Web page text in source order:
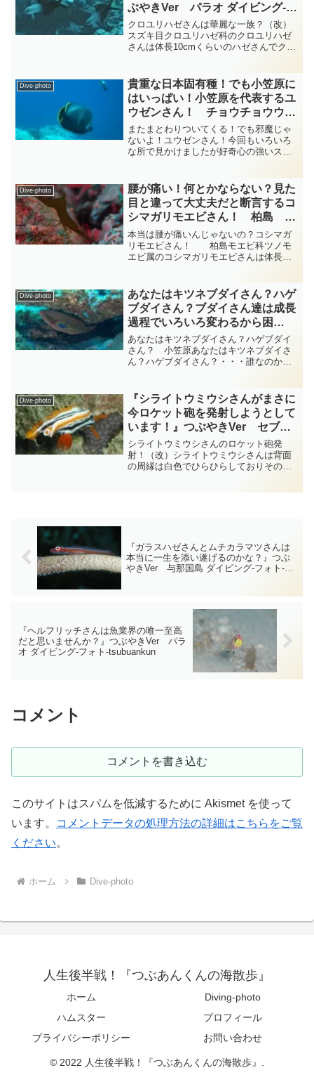
ぶやきVer パラオ ダイビング‐フ
ォト‐tsubuankun
クロユリハゼさんは華麗な一族？（改）
スズキ目クロユリハゼ科のクロユリハゼ
さんは体長10cmくらいのハゼさんでクロ
麗に分かれた姿は正にクロユリで
す・・・またクロユリハゼさ...
Dive-photo
貴重な日本固有種！でも小笠原に
はいっぱい！小笠原を代表するユ
ウゼンさん！ チョウチョウウ
オ diving-photo-summary-
tsubuankun
またまとわりついてくる！でも邪魔じゃ
ないよ！ユウゼンさん！今回もいろいろ
な所で見かけましたが好奇心の強いスズ
た・・・「何か黒い大きな生き物が泡を
ぶくぶくさせながらやって来...
Dive-photo
腰が痛い！何とかならない？見た
目と違って大丈夫だと断言するコ
シマガリモエビさん！ 柏島 エ
ビ diving-photo‐tsubuankun
本当は腰が痛いんじゃないの？コシマガ
リモエビさん！ 柏島モエビ科ツノモ
エビ属のコシマガリモエビさんは体長は
折れ曲がって「への字型」の体型をして
います・・・下の...
Dive-photo
あなたはキツネブダイさん？ハゲ
ブダイさん？ブダイさん達は成長
過程でいろいろ変わるから困
る！ 小笠原 ブダイ科
diving-photo‐tsubuankun
あなたはキツネブダイさん？ハゲブダイ
さん？ 小笠原あなたはキツネブダイさ
ん？ハゲブダイさん？・・・誰なのかよ
り10属99種が認められていてベラ科など
と並びサンゴ礁魚類の...
Dive-photo
『シライトウミウシさんがまさに
今ロケット砲を発射しようとして
います！』つぶやきVer セブ島
ダイビング‐フォト‐tsubuankun
シライトウミウシさんのロケット砲発
射！（改）シライトウミウシさんは背面
の周縁は白色でひらひらしておりその内
『ガラスハゼさんとムチカラマツさんは
本当に一生を添い遂げるのかな？』つぶ
やきVer 与那国島 ダイビング‐フォト‐
『ヘルフリッチさんは魚業界の唯一至高
だと思いませんか？』つぶやきVer パラ
オ ダイビング‐フォト‐tsubuankun
コメント
コメントを書き込む
このサイトはスパムを低減するために Akismet を使って
います。
コメントデータの処理方法の詳細はこちらをご覧
ください。
ホーム Dive-photo
人生後半戦！『つぶあんくんの海散歩』
ホーム
Diving-photo
ハムスター
プロフィール
プライバシーポリシー
お問い合わせ
© 2022 人生後半戦！『つぶあんくんの海散歩』.